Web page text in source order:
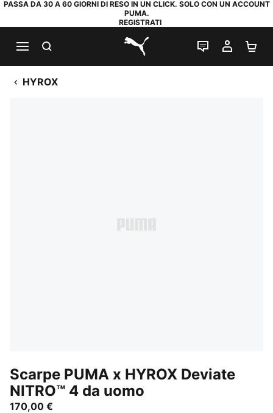
PASSA DA 30 A 60 GIORNI DI RESO IN UN CLICK. SOLO CON UN ACCOUNT
PUMA.
REGISTRATI
PUMA.com
CHAT IL MIO
HYROX
Scarpe PUMA x HYROX Deviate
NITRO™ 4 da uomo
170,00 €